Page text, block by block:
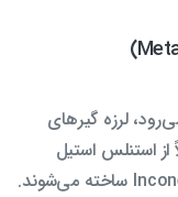
لرزه گیرهای
استنلس استیل